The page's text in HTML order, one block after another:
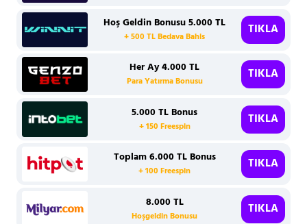
Hoş Geldin Bonusu 5.000 TL
+ 500 TL Bedava Bahis TIKLA
Her Ay 4.000 TL
Para Yatırma Bonusu TIKLA
5.000 TL Bonus
+ 150 Freespin TIKLA
Toplam 6.000 TL Bonus
+ 100 Freespin TIKLA
8.000 TL
Hoşgeldin Bonusu TIKLA